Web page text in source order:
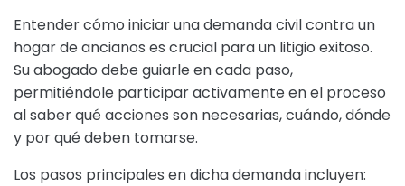
Entender cómo iniciar una demanda civil contra un
hogar de ancianos es crucial para un litigio exitoso.
Su abogado debe guiarle en cada paso,
permitiéndole participar activamente en el proceso
al saber qué acciones son necesarias, cuándo, dónde
y por qué deben tomarse.
Los pasos principales en dicha demanda incluyen: